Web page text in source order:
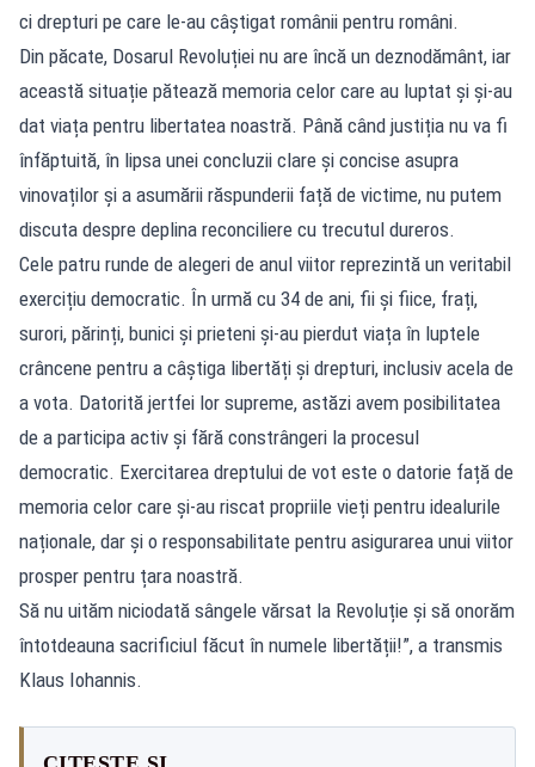
ci drepturi pe care le-au câștigat românii pentru români.
Din păcate, Dosarul Revoluției nu are încă un deznodământ, iar
această situație pătează memoria celor care au luptat și și-au
dat viața pentru libertatea noastră. Până când justiția nu va fi
înfăptuită, în lipsa unei concluzii clare și concise asupra
vinovaților și a asumării răspunderii față de victime, nu putem
discuta despre deplina reconciliere cu trecutul dureros.
Cele patru runde de alegeri de anul viitor reprezintă un veritabil
exercițiu democratic. În urmă cu 34 de ani, fii și fiice, frați,
surori, părinți, bunici și prieteni și-au pierdut viața în luptele
crâncene pentru a câștiga libertăți și drepturi, inclusiv acela de
a vota. Datorită jertfei lor supreme, astăzi avem posibilitatea
de a participa activ și fără constrângeri la procesul
democratic. Exercitarea dreptului de vot este o datorie față de
memoria celor care și-au riscat propriile vieți pentru idealurile
naționale, dar și o responsabilitate pentru asigurarea unui viitor
prosper pentru țara noastră.
Să nu uităm niciodată sângele vărsat la Revoluție și să onorăm
întotdeauna sacrificiul făcut în numele libertății!”, a transmis
Klaus Iohannis.